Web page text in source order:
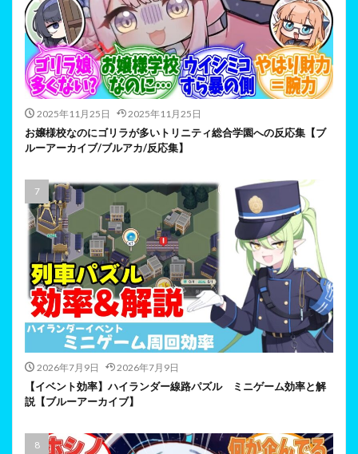
2025年11月25日 2025年11月25日
お嬢様校なのにゴリラが多いトリニティ総合学園への反応集【ブ
ルーアーカイブ/ブルアカ/反応集】
2026年7月9日 2026年7月9日
【イベント効率】ハイランダー線路パズル ミニゲーム効率と解
説【ブルーアーカイブ】